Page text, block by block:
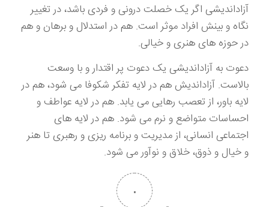
آزاداندیشی اگر یک خصلت درونی و فردی باشد، در تغییر
نگاه و بینش افراد موثر است. هم در استدلال و برهان و هم
در حوزه های هنری و خیالی.
دعوت به آزاداندیشی یک دعوت پر اقتدار و با وسعت
بالاست. آزاداندیش هم در لایه تفکر شکوفا می شود، هم در
لایه باور، از تعصب رهایی می یابد. هم در لایه عواطف و
احساسات متواضع و نرم می شود. هم در لایه های
اجتماعی انسانی، از مدیریت و برنامه ریزی و رهبری تا هنر
و خیال و ذوق، خلاق و نوآور می شود.
۰